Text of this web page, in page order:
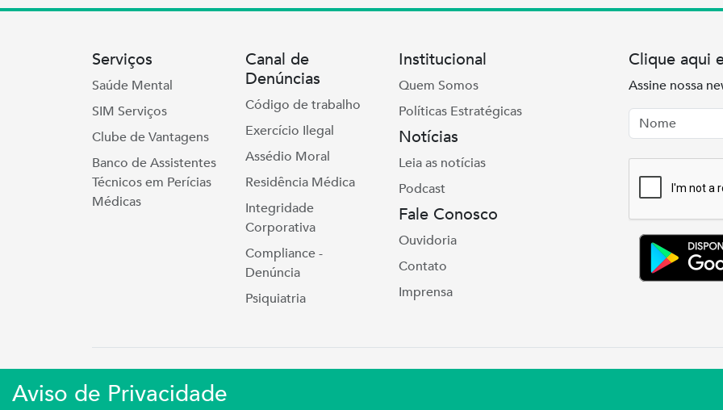
Aviso de Privacidade
Serviços
Saúde Mental
SIM Serviços
Clube de Vantagens
Banco de Assistentes
Técnicos em Perícias
Médicas
Canal de
Denúncias
Código de trabalho
Exercício Ilegal
Assédio Moral
Residência Médica
Integridade
Corporativa
Compliance -
Denúncia
Psiquiatria
Institucional
Quem Somos
Políticas Estratégicas
Notícias
Leia as notícias
Podcast
Fale Conosco
Ouvidoria
Contato
Imprensa
Clique aqui
Assine nossa
Nome
Email
Simers © 2023 | Rua Coronel Corte Real, 975 Petrópolis | Porto Alegre | (51)
Sindicato Médico Do Rio Grande Do Sul – CNPJ 92.990.498/0001-03